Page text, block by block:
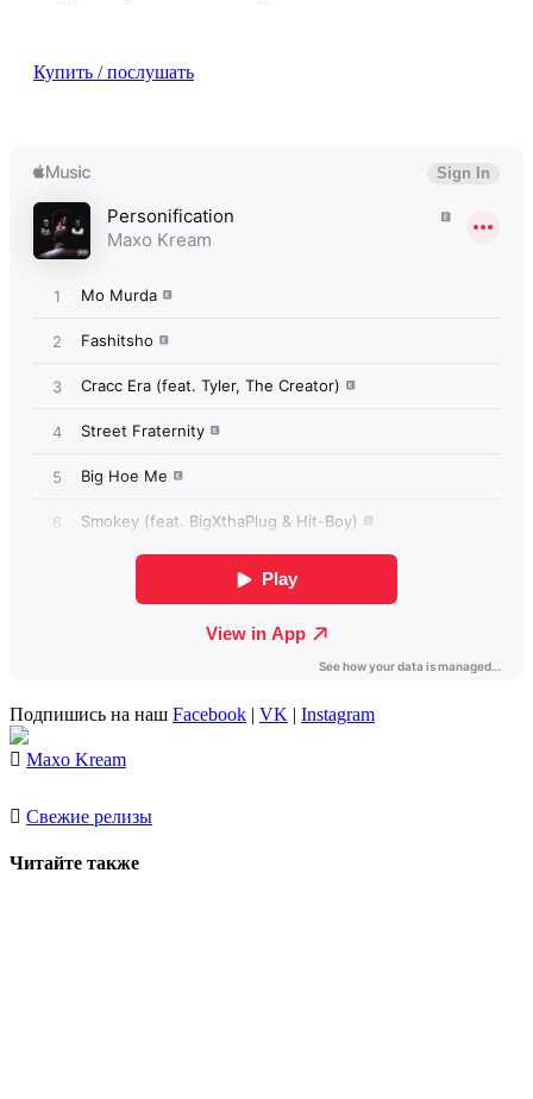
Купить / послушать
Подпишись на наш Facebook | VK | Instagram
Maxo Kream
Свежие релизы
Читайте также